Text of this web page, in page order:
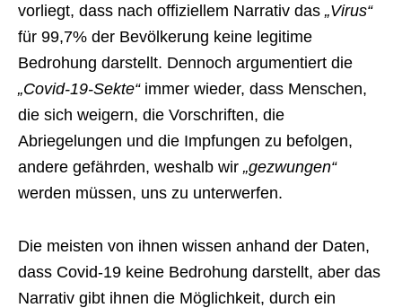
vorliegt, dass nach offiziellem Narrativ das „Virus“
für 99,7% der Bevölkerung keine legitime
Bedrohung darstellt. Dennoch argumentiert die
„Covid-19-Sekte“immer wieder, dass Menschen,
die sich weigern, die Vorschriften, die
Abriegelungen und die Impfungen zu befolgen,
andere gefährden, weshalb wir „gezwungen“
werden müssen, uns zu unterwerfen.
Die meisten von ihnen wissen anhand der Daten,
dass Covid-19 keine Bedrohung darstellt, aber das
Narrativ gibt ihnen die Möglichkeit, durch ein